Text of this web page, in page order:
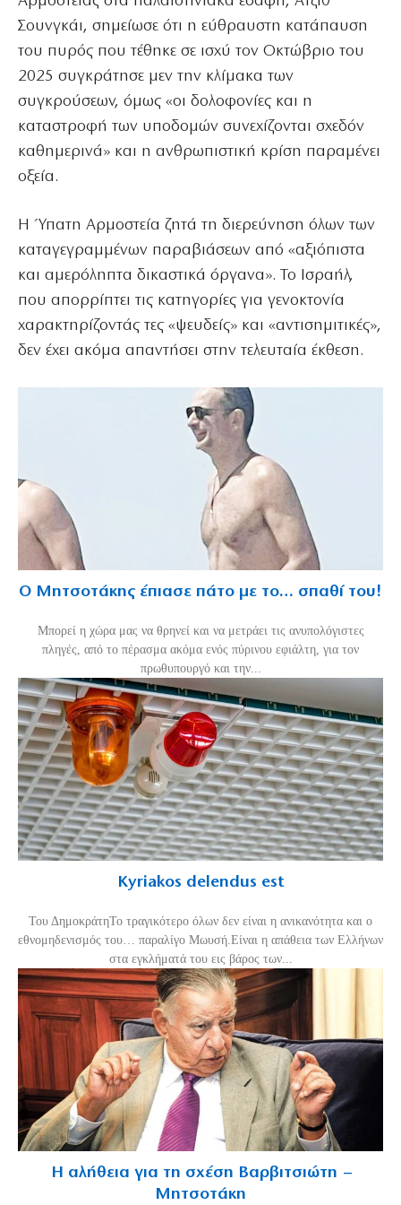
Σουνγκάι, σημείωσε ότι η εύθραυστη κατάπαυση
του πυρός που τέθηκε σε ισχύ τον Οκτώβριο του
2025 συγκράτησε μεν την κλίμακα των
συγκρούσεων, όμως «οι δολοφονίες και η
καταστροφή των υποδομών συνεχίζονται σχεδόν
καθημερινά» και η ανθρωπιστική κρίση παραμένει
οξεία.
Η Ύπατη Αρμοστεία ζητά τη διερεύνηση όλων των
καταγεγραμμένων παραβιάσεων από «αξιόπιστα
και αμερόληπτα δικαστικά όργανα». Το Ισραήλ,
που απορρίπτει τις κατηγορίες για γενοκτονία
χαρακτηρίζοντάς τες «ψευδείς» και «αντισημιτικές»,
δεν έχει ακόμα απαντήσει στην τελευταία έκθεση.
Ο Μητσοτάκης έπιασε πάτο με το… σπαθί του!
Mπορεί η χώρα μας να θρηνεί και να μετράει τις ανυπολόγιστες
πληγές, από το πέρασμα ακόμα ενός πύρινου εφιάλτη, για τον
πρωθυπουργό και την...
Kyriakos delendus est
Του ΔημοκράτηΤο τραγικότερο όλων δεν είναι η ανικανότητα και ο
εθνομηδενισμός του… παραλίγο Μωυσή.Είναι η απάθεια των Ελλήνων
στα εγκλήματά του εις βάρος των...
Η αλήθεια για τη σχέση Βαρβιτσιώτη –
Μητσοτάκη